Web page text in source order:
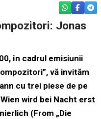
WHATSAPP
Jonas
în cadrul emisiunii
vă invităm
cu trei piese de pe
wird bei Nacht erst
(From „Die